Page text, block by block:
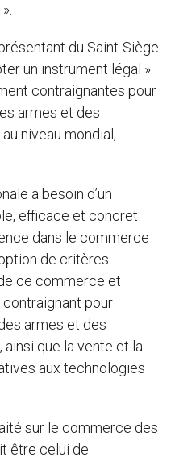
du Saint-Siège
un instrument légal »
contraignantes pour
armes et des
niveau mondial,
a besoin d’un
efficace et concret
dans le commerce
de critères
ce commerce et
pour
armes et des
que la vente et la
aux technologies
sur le commerce des
être celui de